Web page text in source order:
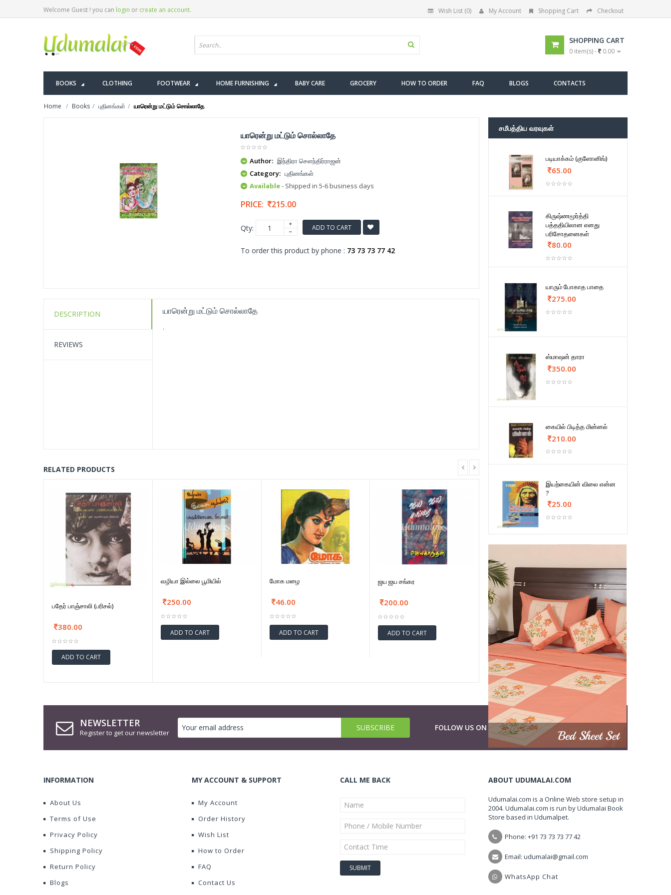
Welcome Guest ! you can login or create an account. Wish List (0) My Account Shopping Cart Checkout
SHOPPING CART
0 item(s) - 0.00
BOOKS CLOTHING FOOTWEAR HOME FURNISHING BABY CARE GROCERY HOW TO ORDER FAQ BLOGS CONTACTS
Home Books புதினங்கள் யாரென்று மட்டும் சொல்லாதே
யாரென்று மட்டும் சொல்லாதே
Author: இந்திரா செளந்திர்ராஜன்
Category: புதினங்கள்
Available- Shipped in 5-6 business days
PRICE: 215.00
Qty: ADD TO CART
To order this product by phone : 73 73 73 77 42
DESCRIPTION
REVIEWS
யாரென்று மட்டும் சொல்லாதே
.
RELATED PRODUCTS
பதேர் பாஞ்சாலி (பரிசல்)
380.00
ADD TO CART
வழியா இல்லை பூமியில்
250.00
ADD TO CART
மோக மழை
46.00
ADD TO CART
ஜய ஜய சங்கர
200.00
ADD TO CART
சமீபத்திய வரவுகள்
படியாக்கம் (குளோனிங்)
65.00
கிருஷ்ணமூர்த்தி
பத்ததியிலான எனது
பரிசோதனைகள்
80.00
யாரும் போகாத பாதை
275.00
ஸ்மாஷன் தாரா
350.00
கையில் பிடித்த மின்னல்
210.00
இயற்கையின் விலை என்ன
?
25.00
NEWSLETTER
Register to get our newsletter
FOLLOW US ON
INFORMATION
About Us
Terms of Use
Privacy Policy
Shipping Policy
Return Policy
Blogs
MY ACCOUNT & SUPPORT
My Account
Order History
Wish List
How to Order
FAQ
Contact Us
CALL ME BACK ABOUT UDUMALAI.COM
Udumalai.com is a Online Web store setup in
2004. Udumalai.com is run by Udumalai Book
Store based in Udumalpet.
Phone: +91 73 73 73 77 42
Email: udumalai@gmail.com
WhatsApp Chat